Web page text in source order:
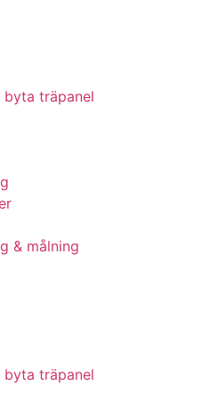
byta träpanel
& målning
byta träpanel